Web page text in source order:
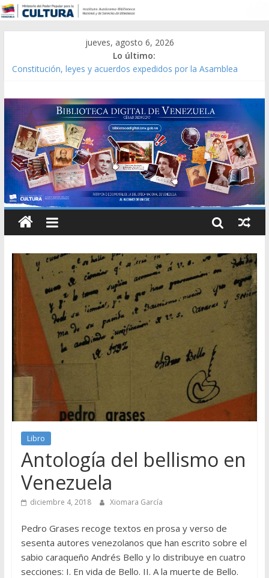
jueves, agosto 6, 2026
Lo último:
Constitución, leyes y acuerdos expedidos por la Asamblea
Modesta Bor Sánchez [material gráfico]
Gaceta Oficial de la República de Venezuela año CXXXIII Mes V,
Caracas 09 de marzo de 2006 N° 38.394
Catálogo temático de obras de Modesta Bor
Libro
Antología del bellismo en
Venezuela
diciembre 4, 2018 Xiomara García
Pedro Grases recoge textos en prosa y verso de
sesenta autores venezolanos que han escrito sobre el
sabio caraqueño Andrés Bello y lo distribuye en cuatro
secciones: I. En vida de Bello. II. A la muerte de Bello.